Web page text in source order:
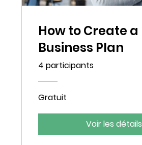
How to Create a
Business Plan
4 participants
Gratuit
Voir les détails